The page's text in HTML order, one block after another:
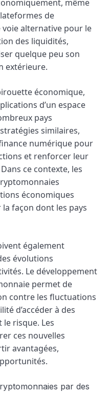
même
de
alternative pour le
des liquidités,
quelque peu son
extérieure.
économique,
d’un espace
pays
similaires,
numérique pour
et renforcer leur
ce contexte, les
économiques
façon dont les pays
également
évolutions
Le développement
permet de
contre les fluctuations
d’accéder à des
risque. Les
ces nouvelles
avantagées,
par des